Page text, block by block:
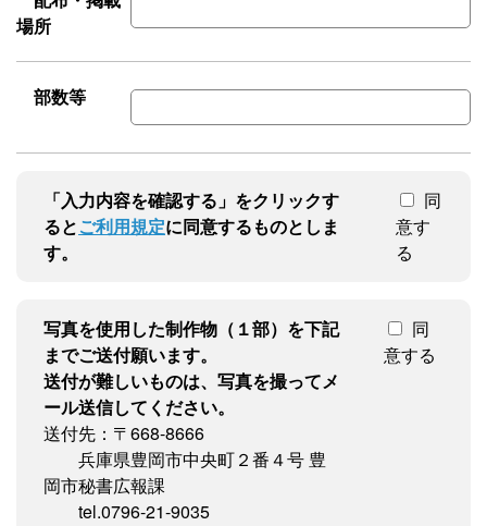
場所
部数等
「入力内容を確認する」をクリックす
るとご利用規定に同意するものとしま
す。
同
意す
る
写真を使用した制作物（１部）を下記
までご送付願います。
送付が難しいものは、写真を撮ってメ
ール送信してください。
送付先：〒668-8666
兵庫県豊岡市中央町２番４号 豊
岡市秘書広報課
tel.0796-21-9035
同
意する